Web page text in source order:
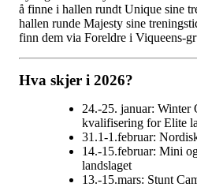
å finne i hallen rundt Unique sine
hallen runde Majesty sine
finn dem via Foreldre i Viqueens-
Hva skjer i 2026?
24.-25. januar: Winter
kvalifisering for Elite
31.1-1.februar:
14.-15.februar: Mini
landslaget
13.-15.mars: Stunt